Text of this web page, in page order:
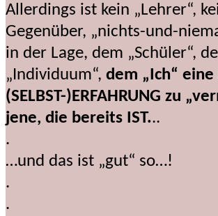
Allerdings ist kein „Lehrer“,
Gegenüber, „nichts-und-
in der Lage, dem „Schüler“,
„Individuum“, dem „Ich“
(SELBST-)ERFAHRUNG zu
jene, die bereits IST...
.
…und das ist „gut“ so…!
.
.